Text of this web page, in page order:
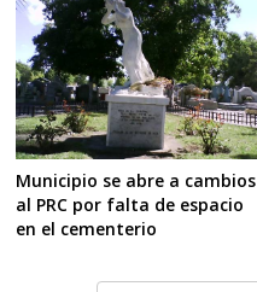
Municipio se abre a cambios
al PRC por falta de espacio
en el cementerio